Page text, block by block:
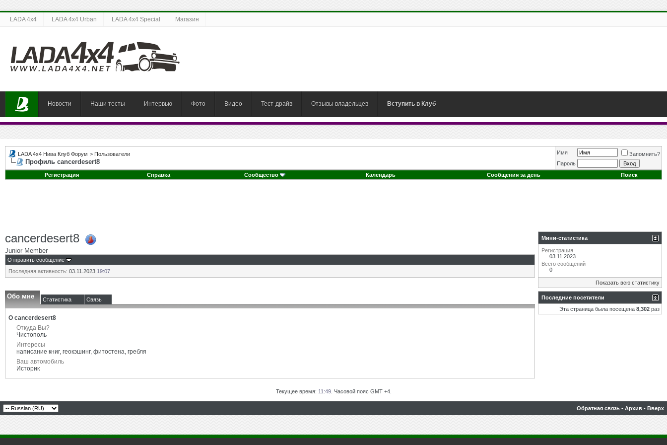
LADA 4x4 LADA 4x4 Urban LADA 4x4 Special Магазин
Новости Наши тесты Интервью Фото Видео Тест-драйв Отзывы владельцев Вступить в Клуб
LADA 4x4 Нива Клуб Форум > Пользователи
Профиль cancerdesert8
Имя
Запомнить?
Пароль
Регистрация
Справка Сообщество Календарь Сообщения за день Поиск
cancerdesert8
Junior Member
Отправить сообщение
Последняя активность: 03.11.2023 19:07
Обо мне Статистика Связь
О cancerdesert8
Откуда Вы?
Чистополь
Интересы
написание книг, геокэшинг, фитостена, гребля
Ваш автомобиль
Историк
Мини-статистика
Регистрация
03.11.2023
Всего сообщений
0
Показать всю статистику
Последние посетители
Эта страница была посещена 8,302 раз
Текущее время: 11:49. Часовой пояс GMT +4.
Обратная связь - Архив - Вверх